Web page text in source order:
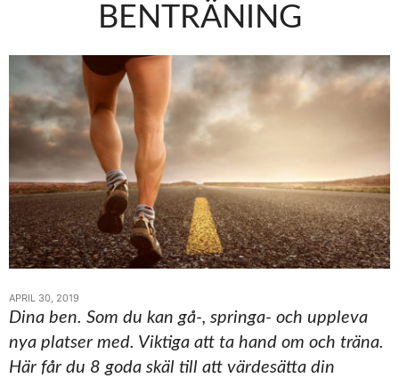
BENTRÄNING
APRIL 30, 2019
Dina ben. Som du kan gå-, springa- och uppleva
nya platser med. Viktiga att ta hand om och träna.
Här får du 8 goda skäl till att värdesätta din